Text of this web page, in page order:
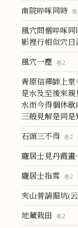
南院啐啄同時 卷
風穴問僧啐啄
影裡行相似穴曰
風穴一塵 卷2
青原信禪師上
是水及至後來
水而今得個休
三般見解是同
石頭三不得 卷2
龐居士見丹霞畫
龐居士指雪 卷2
夾山普請掘坑(
地藏栽田 卷2